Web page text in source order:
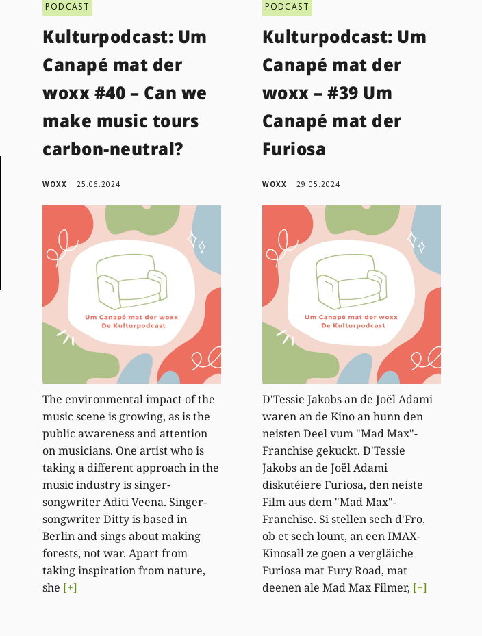
PODCAST
Kulturpodcast: Um
Canapé mat der
woxx #40 – Can we
make music tours
carbon-neutral?
WOXX 25.06.2024
The environmental impact of the
music scene is growing, as is the
public awareness and attention
on musicians. One artist who is
taking a different approach in the
music industry is singer-
songwriter Aditi Veena. Singer-
songwriter Ditty is based in
Berlin and sings about making
forests, not war. Apart from
taking inspiration from nature,
she [+]
PODCAST
Kulturpodcast: Um
Canapé mat der
woxx – #39 Um
Canapé mat der
Furiosa
WOXX 29.05.2024
D'Tessie Jakobs an de Joël Adami
waren an de Kino an hunn den
neisten Deel vum "Mad Max"-
Franchise gekuckt. D'Tessie
Jakobs an de Joël Adami
diskutéiere Furiosa, den neiste
Film aus dem "Mad Max"-
Franchise. Si stellen sech d'Fro,
ob et sech lount, an een IMAX-
Kinosall ze goen a vergläiche
Furiosa mat Fury Road, mat
deenen ale Mad Max Filmer, [+]